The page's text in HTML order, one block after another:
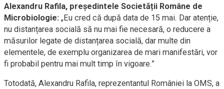
Alexandru Rafila, președintele Societății Române de
Microbiologie: „Eu cred că după data de 15 mai. Dar atenție,
nu distanțarea socială să nu mai fie necesară, o reducere a
măsurilor legate de distanțarea socială, dar multe din
elementele, de exemplu organizarea de mari manifestări, vor
fi probabil pentru mai mult timp în vigoare.”
Totodată, Alexandru Rafila, reprezentantul României la OMS, a